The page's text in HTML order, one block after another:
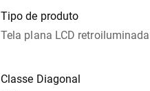
Tipo de produto
Tela plana LCD
Classe Diagonal